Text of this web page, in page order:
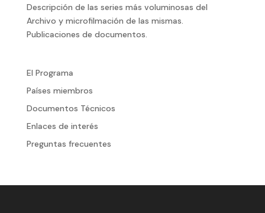
Descripción de las series más voluminosas del
Archivo y microfilmación de las mismas.
Publicaciones de documentos.
El Programa
Países miembros
Documentos Técnicos
Enlaces de interés
Preguntas frecuentes